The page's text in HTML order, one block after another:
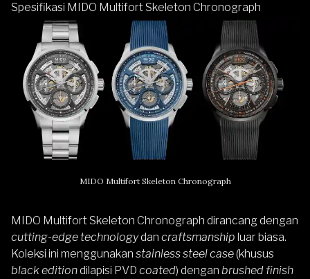
Spesifikasi MIDO Multifort Skeleton Chronograph
MIDO Multifort Skeleton Chronograph
MIDO Multifort Skeleton Chronograph dirancang dengan
cutting-edge technologydan craftsmanship luar biasa.
Koleksi ini menggunakan stainless steel case(khusus
black editiondilapisi PVD coated) dengan brushed finish